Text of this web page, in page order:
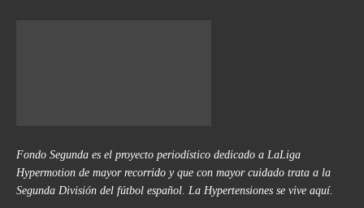
Fondo Segunda es el proyecto periodístico dedicado a LaLiga
Hypermotion de mayor recorrido y que con mayor cuidado trata a la
Segunda División del fútbol español. La Hypertensiones se vive aquí.